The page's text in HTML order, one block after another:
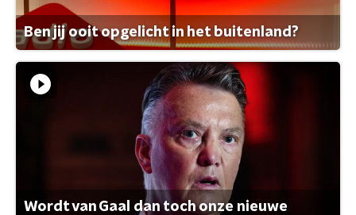
Ben jij ooit opgelicht in het buitenland?
Wordt van Gaal dan toch onze nieuwe